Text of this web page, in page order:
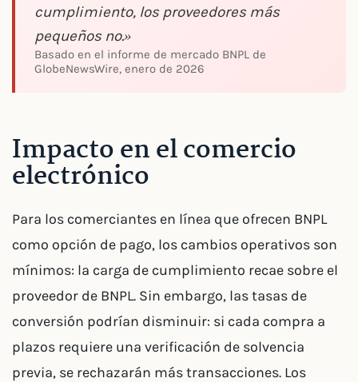
cumplimiento, los proveedores más
pequeños no.»
Basado en el informe de mercado BNPL de
GlobeNewsWire, enero de 2026
Impacto en el comercio
electrónico
Para los comerciantes en línea que ofrecen BNPL
como opción de pago, los cambios operativos son
mínimos: la carga de cumplimiento recae sobre el
proveedor de BNPL. Sin embargo, las tasas de
conversión podrían disminuir: si cada compra a
plazos requiere una verificación de solvencia
previa, se rechazarán más transacciones. Los